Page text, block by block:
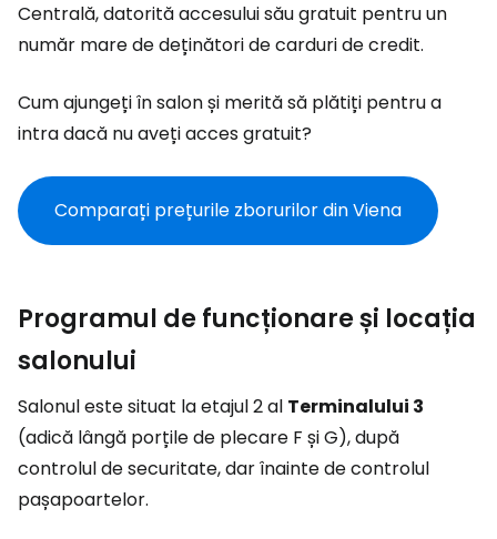
Centrală, datorită accesului său gratuit pentru un
număr mare de deținători de carduri de credit.
Cum ajungeți în salon și merită să plătiți pentru a
intra dacă nu aveți acces gratuit?
Comparați prețurile zborurilor din Viena
Programul de funcționare și locația
salonului
Salonul este situat la etajul 2 al Terminalului 3
(adică lângă porțile de plecare F și G), după
controlul de securitate, dar înainte de controlul
pașapoartelor.